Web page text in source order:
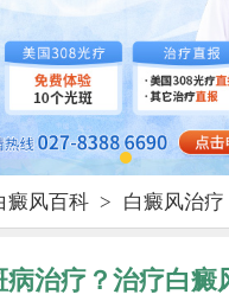
癜风百科 > 白癜风治疗
病治疗？治疗白癜